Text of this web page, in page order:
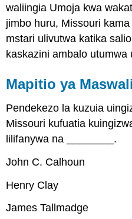
waliingia Umoja kwa
jimbo huru, Missouri
mstari ulivutwa katika
kaskazini ambalo utumwa
Mapitio ya Maswali
Pendekezo la kuzuia
Missouri kufuatia
lilifanywa na ________.
John C. Calhoun
Henry Clay
James Tallmadge